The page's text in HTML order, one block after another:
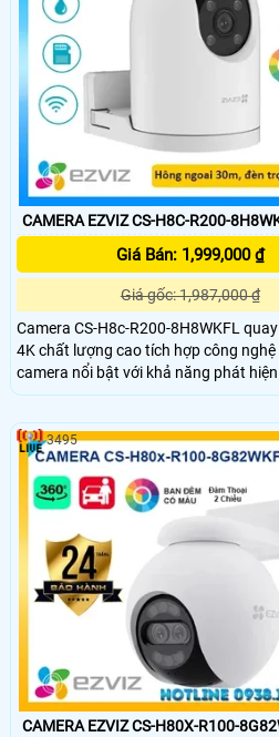
CAMERA EZVIZ CS-H8C-R200-
Giá Bán: 1,999,000 ₫
Giá gốc: 1,987,000 ₫
Camera CS-H8c-R200-8H8WKFL
4K chất lượng cao tích hợp công nghệ
camera nổi bật với khả năng phát
phương tiện, theo dõi chuyển động
ngoại 30m, đèn trợ sáng 20m, đàm
và tiêu chuẩn IP65, đây là lựa chọn lý
việc giám sát an ninh
CAMERA EZVIZ CS-H80X-R100-
3495